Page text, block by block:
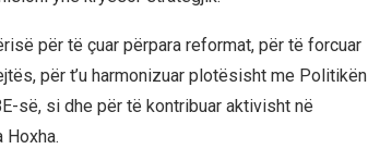
për të çuar përpara reformat, për të forcuar
për t’u harmonizuar plotësisht me Politikën
së, si dhe për të kontribuar aktivisht në
Hoxha.